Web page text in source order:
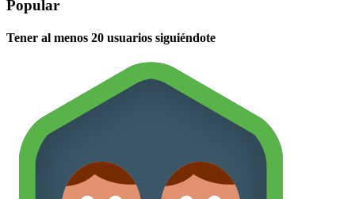
Popular
Tener al menos 20 usuarios siguiéndote